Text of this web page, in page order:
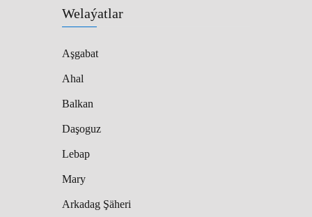
Welaýatlar
Aşgabat
Ahal
Balkan
Daşoguz
Lebap
Mary
Arkadag Şäheri